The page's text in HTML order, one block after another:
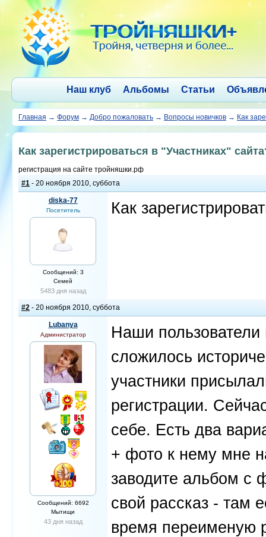
Наш клуб Альбомы Статьи
Главная → Форум → Добро пожаловать → Вопросы новичков → Как
Как зарегистрироваться в "Участниках"
регистрация на сайте тройняшки.рф
#1 - 20 ноября 2010, суббота
diska-77
Посетитель
Сообщений: 3
Семей
5483 дня назад
Как
#2 - 20 ноября 2010, суббота
Lubanya
Администратор
Сообщений: 6692
Мытищи
43 дня назад
Наши пользователи
сложилось
участники
регистрации.
себе. Есть два
+ фото к нему мне
заводите альбом с
свой рассказ - там
время переименую